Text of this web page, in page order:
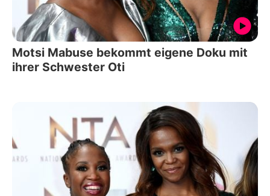
Motsi Mabuse bekommt eigene Doku mit
ihrer Schwester Oti